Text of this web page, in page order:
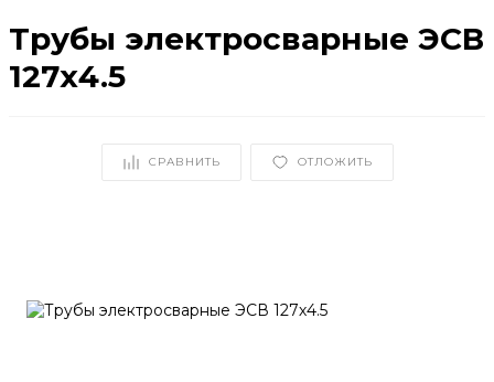
Трубы электросварные ЭСВ
127х4.5
СРАВНИТЬ ОТЛОЖИТЬ